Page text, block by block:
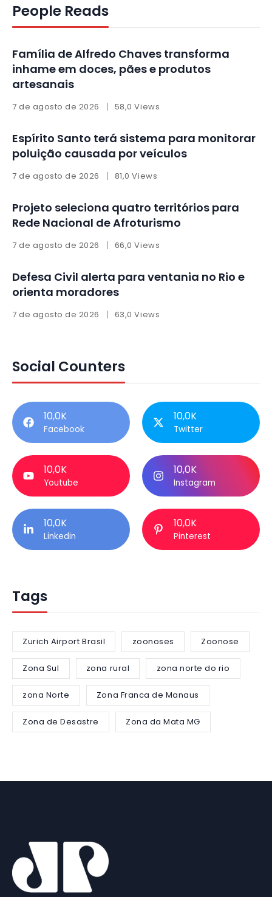
People Reads
Família de Alfredo Chaves transforma
inhame em doces, pães e produtos
artesanais
7 de agosto de 2026 58,0 Views
Espírito Santo terá sistema para monitorar
poluição causada por veículos
7 de agosto de 2026 81,0 Views
Projeto seleciona quatro territórios para
Rede Nacional de Afroturismo
7 de agosto de 2026 66,0 Views
Defesa Civil alerta para ventania no Rio e
orienta moradores
7 de agosto de 2026 63,0 Views
Social Counters
10,0K
Facebook
10,0K
Twitter
10,0K
Youtube
10,0K
Instagram
10,0K
Linkedin
10,0K
Pinterest
Tags
Zurich Airport Brasil zoonoses Zoonose
Zona Sul zona rural zona norte do rio
zona Norte Zona Franca de Manaus
Zona de Desastre Zona da Mata MG